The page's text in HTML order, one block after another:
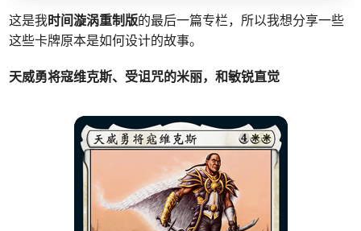
这是我时间漩涡重制版的最后一篇专栏，所以我想分享一些
这些卡牌原本是如何设计的故事。
天威勇将寇维克斯、受诅咒的米丽，和敏锐直觉